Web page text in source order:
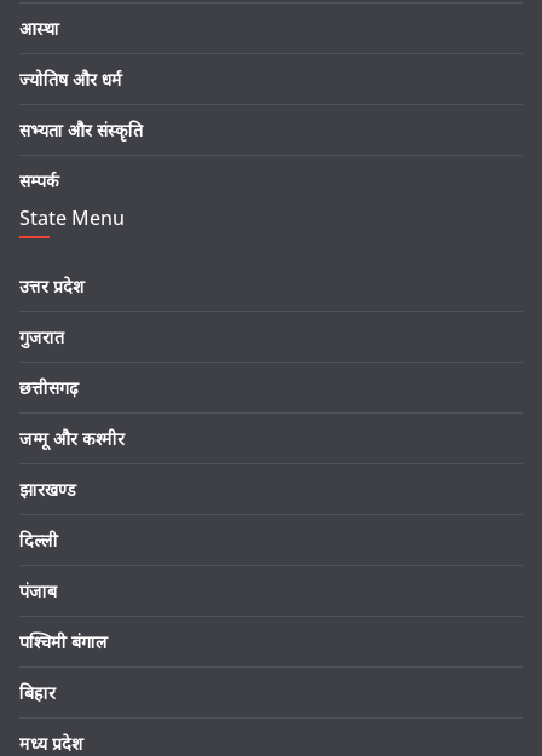
आस्था
ज्योतिष और धर्म
सभ्यता और संस्कृति
सम्पर्क
State Menu
उत्तर प्रदेश
गुजरात
छत्तीसगढ़
जम्मू और कश्मीर
झारखण्ड
दिल्ली
पंजाब
पश्चिमी बंगाल
बिहार
मध्य प्रदेश